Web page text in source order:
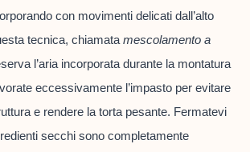
con movimenti delicati dall’alto
tecnica, chiamatamescolamento a
l’aria incorporata durante la montatura
eccessivamente l’impasto per evitare
e rendere la torta pesante. Fermatevi
secchi sono completamente